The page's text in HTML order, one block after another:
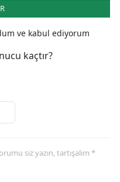
ve kabul ediyorum
kaçtır?
siz yazın, tartışalım *